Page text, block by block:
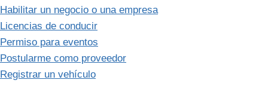
Habilitar un negocio o una empresa
Licencias de conducir
Permiso para eventos
Postularme como proveedor
Registrar un vehículo